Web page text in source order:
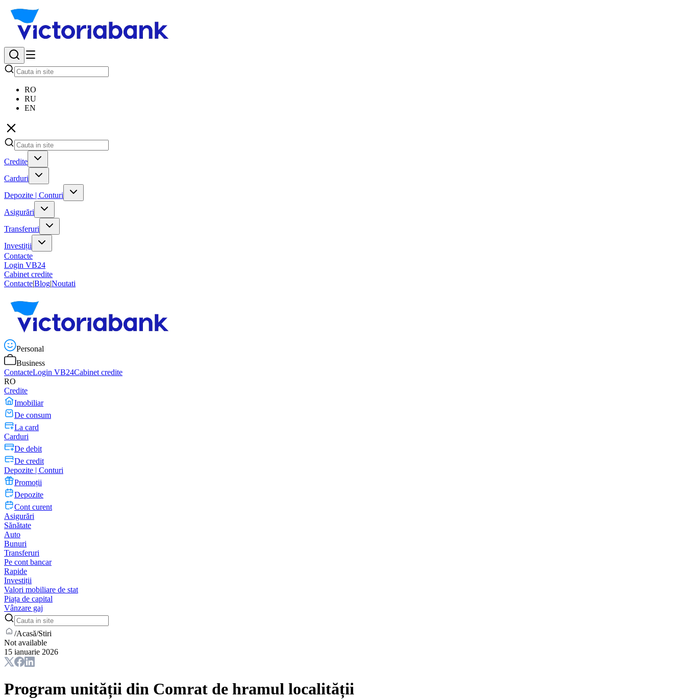
RO
RU
EN
Credite
Carduri
Depozite | Conturi
Asigurări
Transferuri
Investiții
Contacte
Login VB24
Cabinet credite
Contacte|Blog|Noutati
Personal
Business
ContacteLogin VB24Cabinet credite
RO
Credite
Imobiliar
De consum
La card
Carduri
De debit
De credit
Depozite | Conturi
Promoții
Depozite
Cont curent
Asigurări
Sănătate
Auto
Bunuri
Transferuri
Pe cont bancar
Rapide
Investiții
Valori mobiliare de stat
Piața de capital
Vânzare gaj
/Acasă/Stiri
Not available
15 ianuarie 2026
Program unității din Comrat de hramul localității